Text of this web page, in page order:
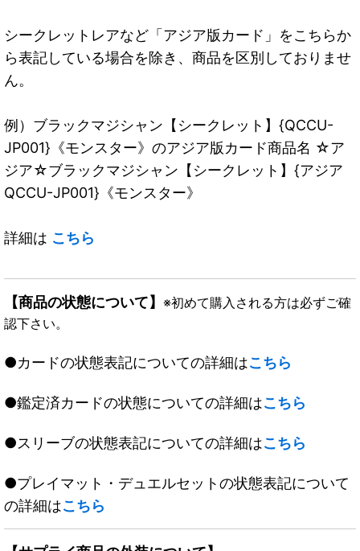
シークレットレアなど「アジア版カード」をこちらか
ら表記している場合を除き、商品を区別しておりませ
ん。
例）ブラックマジシャン【シークレット】{QCCU-
JP001}《モンスター》のアジア版カード商品名 ☆ア
ジア☆ブラックマジシャン【シークレット】{アジア
QCCU-JP001}《モンスター》
詳細は こちら
【商品の状態について】 ※初めて購入される方は必ずご確
認下さい。
●カードの状態表記についての詳細はこちら
●鑑定済カードの状態についての詳細はこちら
●スリーブの状態表記についての詳細はこちら
●プレイマット・デュエルセットの状態表記について
の詳細はこちら